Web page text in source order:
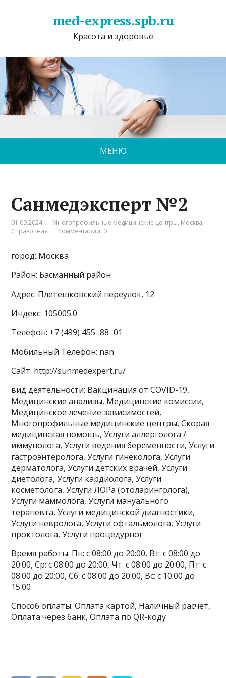
med-express.spb.ru
Красота и здоровье
МЕНЮ
Санмедэксперт №2
01.09.2024 Многопрофильные медицинские центры, Москва,
Справочная
Комментарии: 0
город: Москва
Район: Басманный район
Адрес: Плетешковский переулок, 12
Индекс: 105005.0
Телефон: +7 (499) 455‒88‒01
Мобильный Телефон: nan
Сайт: http://sunmedexpert.ru/
вид деятельности: Вакцинация от COVID-19,
Медицинские анализы, Медицинские комиссии,
Медицинское лечение зависимостей,
Многопрофильные медицинские центры, Скорая
медицинская помощь, Услуги аллерголога /
иммунолога, Услуги ведения беременности, Услуги
гастроэнтеролога, Услуги гинеколога, Услуги
дерматолога, Услуги детских врачей, Услуги
диетолога, Услуги кардиолога, Услуги
косметолога, Услуги ЛОРа (отоларинголога),
Услуги маммолога, Услуги мануального
терапевта, Услуги медицинской диагностики,
Услуги невролога, Услуги офтальмолога, Услуги
проктолога, Услуги процедурног
Время работы: Пн: с 08:00 до 20:00, Вт: с 08:00 до
20:00, Ср: с 08:00 до 20:00, Чт: с 08:00 до 20:00, Пт: с
08:00 до 20:00, Сб: с 08:00 до 20:00, Вс: с 10:00 до
15:00
Способ оплаты: Оплата картой, Наличный расчёт,
Оплата через банк, Оплата по QR-коду